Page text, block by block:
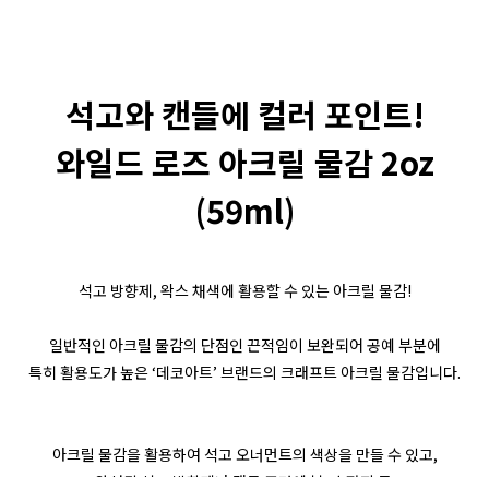
석고와 캔들에 컬러 포인트!
와일드 로즈 아크릴 물감 2oz
(59ml)
석고 방향제, 왁스 채색에 활용할 수 있는 아크릴 물감!
일반적인 아크릴 물감의 단점인 끈적임이 보완되어 공예 부분에
특히 활용도가 높은 ‘데코아트’ 브랜드의 크래프트 아크릴 물감입니다.
아크릴 물감을 활용하여 석고 오너먼트의 색상을 만들 수 있고,